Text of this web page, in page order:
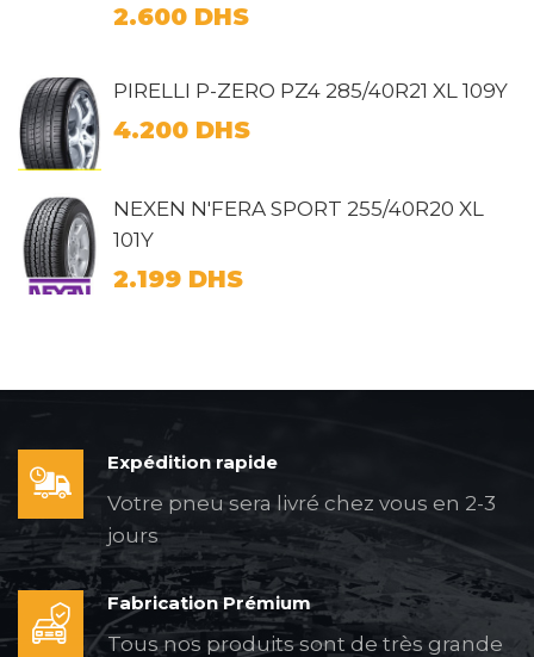
2.600 DHS
PIRELLI P-ZERO PZ4 285/40R21 XL 109Y
4.200 DHS
NEXEN N'FERA SPORT 255/40R20 XL
101Y
2.199 DHS
Expédition rapide
Votre pneu sera livré chez vous en 2-3
jours
Fabrication Prémium
Tous nos produits sont de très grande